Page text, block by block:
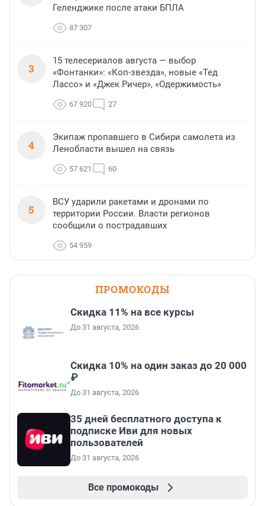
Геленджике после атаки БПЛА
87 307
3
15 телесериалов августа — выбор
«Фонтанки»: «Коп-звезда», новые «Тед
Лассо» и «Джек Ричер», «Одержимость»
67 920 27
4
Экипаж пропавшего в Сибири самолета из
Ленобласти вышел на связь
57 621 60
5
ВСУ ударили ракетами и дронами по
территории России. Власти регионов
сообщили о пострадавших
54 959
ПРОМОКОДЫ
Скидка 11% на все курсы
До 31 августа, 2026
Скидка 10% на один заказ до 20 000
₽
До 31 августа, 2026
35 дней бесплатного доступа к
подписке Иви для новых
пользователей
До 31 августа, 2026
Все промокоды